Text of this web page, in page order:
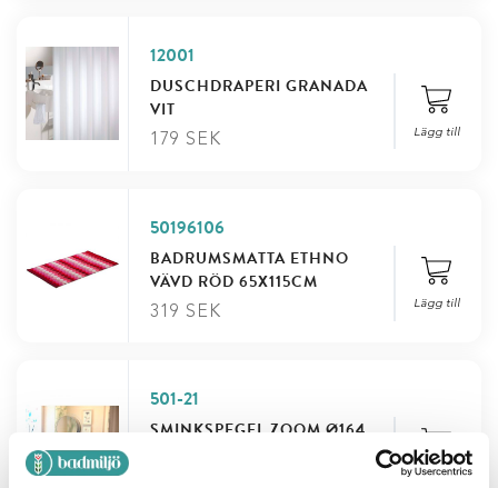
12001
DUSCHDRAPERI GRANADA
VIT
179 SEK Lägg till
50196106
BADRUMSMATTA ETHNO
VÄVD RÖD 65X115CM
319 SEK Lägg till
501-21
SMINKSPEGEL ZOOM Ø164
Lägg till